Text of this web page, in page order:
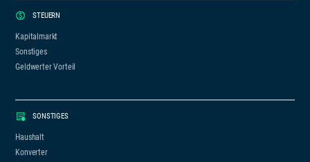
STEUERN
Kapitalmarkt
Sonstiges
Geldwerter Vorteil
SONSTIGES
Haushalt
Konverter